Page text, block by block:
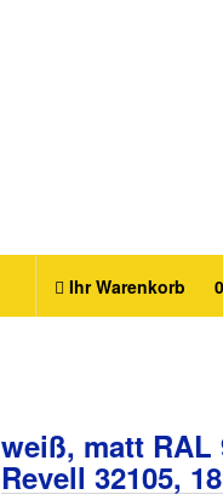
Ihr Warenkorb 0
weiß, matt RAL
Revell 32105,